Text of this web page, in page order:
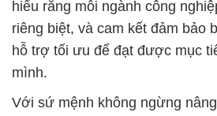
hiểu rằng mỗi ngành công
riêng biệt, và cam kết đảm bảo
hỗ trợ tối ưu để đạt được mục
mình.
Với sứ mệnh không ngừng